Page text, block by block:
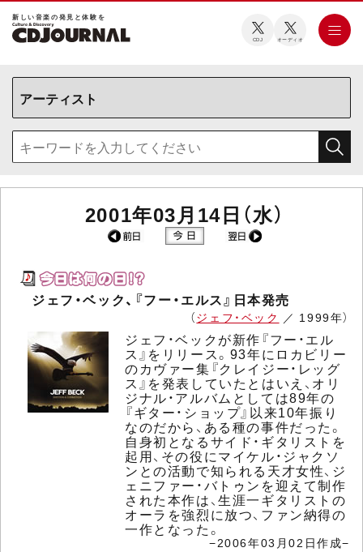
新しい⾳楽の発⾒と体験を
CDJ オーディオ
2001年03月14日（水）
ジェフ・ベック、『フー・エルス』日本発売
（ジェフ・ベック ／ 1999年）
ジェフ・ベックが新作『フー・エル
ス』をリリース。93年にロカビリー
のカヴァー集『クレイジー・レッグ
ス』を発表していたとはいえ、オリ
ジナル・アルバムとしては89年の
『ギター・ショップ』以来10年振り
なのだから、ある種の事件だった。
自身初となるサイド・ギタリストを
起用、その役にマイケル・ジャクソ
ンとの活動で知られる天才女性、ジ
ェニファー・バトゥンを迎えて制作
された本作は、生涯一ギタリストの
オーラを強烈に放つ、ファン納得の
一作となった。
−2006年03月02日作成−